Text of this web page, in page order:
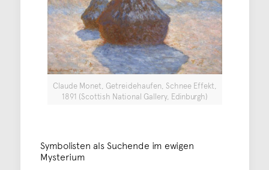
Claude Monet, Getreidehaufen, Schnee Effekt,
1891 (Scottish National Gallery, Edinburgh)
Symbolisten als Suchende im ewigen
Mysterium